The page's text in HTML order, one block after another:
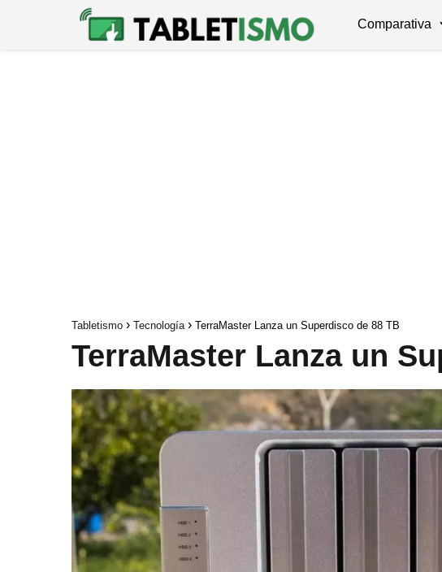
Comparativa
Tabletismo Tecnología TerraMaster Lanza un Superdisco de 88 TB
TerraMaster Lanza un